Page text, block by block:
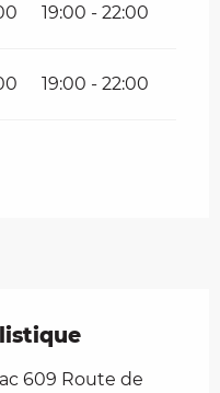
19:00 - 22:00
19:00 - 22:00
609 Route de